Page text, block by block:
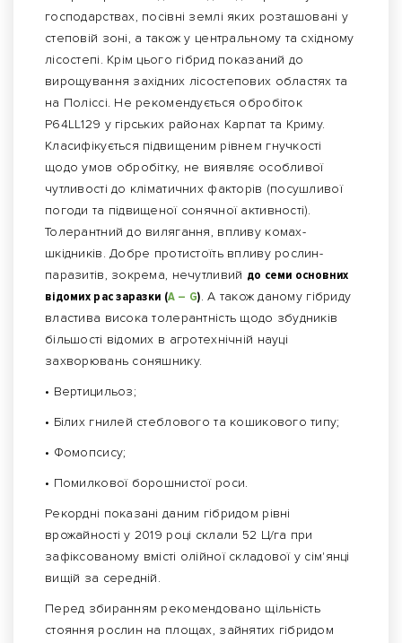
господарствах, посівні землі яких розташовані у
степовій зоні, а також у центральному та східному
лісостепі. Крім цього гібрид показаний до
вирощування західних лісостепових областях та
на Поліссі. Не рекомендується обробіток
P64LL129 у гірських районах Карпат та Криму.
Класифікується підвищеним рівнем гнучкості
щодо умов обробітку, не виявляє особливої ​​
чутливості до кліматичних факторів (посушливої ​​
погоди та підвищеної сонячної активності).
Толерантний до вилягання, впливу комах-
шкідників. Добре протистоїть впливу рослин-
паразитів, зокрема, нечутливий до семи основних
відомих рас заразки (А – G). А також даному гібриду
властива висока толерантність щодо збудників
більшості відомих в агротехнічній науці
захворювань соняшнику.
• Вертицильоз;
• Білих гнилей стеблового та кошикового типу;
• Фомопсису;
• Помилкової борошнистої роси.
Рекордні показані даним гібридом рівні
врожайності у 2019 році склали 52 Ц/га при
зафіксованому вмісті олійної складової у сім'янці
вищій за середній.
Перед збиранням рекомендовано щільність
стояння рослин на площах, зайнятих гібридом